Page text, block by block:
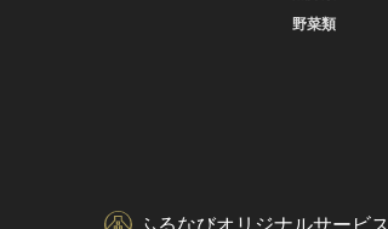
野菜類